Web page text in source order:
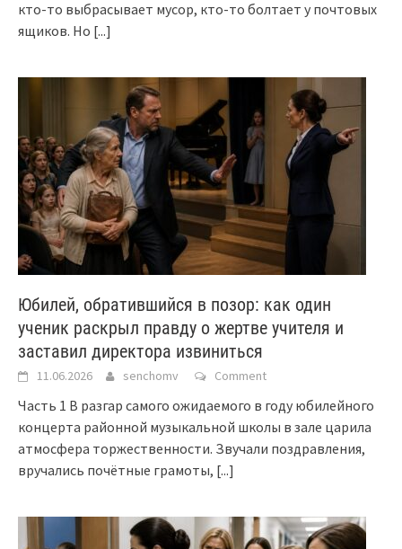
кто-то выбрасывает мусор, кто-то болтает у почтовых
ящиков. Но [...]
Юбилей, обратившийся в позор: как один
ученик раскрыл правду о жертве учителя и
заставил директора извиниться
11.06.2026 senchomv Comment
Часть 1 В разгар самого ожидаемого в году юбилейного
концерта районной музыкальной школы в зале царила
атмосфера торжественности. Звучали поздравления,
вручались почётные грамоты, [...]